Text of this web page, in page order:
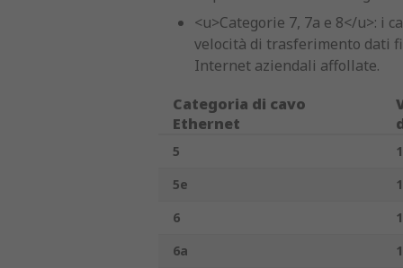
<u>Categorie 7, 7a e 8</u>: i
velocità di trasferimento dati
Internet aziendali affollate.
Categoria di cavo
Ethernet
5
5e
6
6a